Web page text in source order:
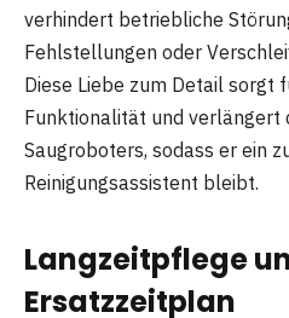
verhindert betriebliche
Fehlstellungen oder
Diese Liebe zum Detail sorgt
Funktionalität und verlängert
Saugroboters, sodass er ein
Reinigungsassistent bleibt.
Langzeitpflege
Ersatzzeitplan